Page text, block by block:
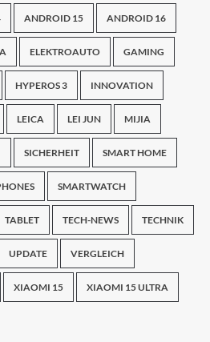
ANDROID 15 ANDROID 16
ELEKTROAUTO GAMING
HYPEROS 3 INNOVATION
LEICA LEI JUN MIJIA
SICHERHEIT SMART HOME
SMARTWATCH
TABLET TECH-NEWS TECHNIK
UPDATE VERGLEICH
XIAOMI 15 XIAOMI 15 ULTRA